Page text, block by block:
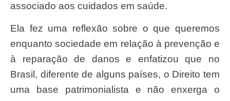
associado aos cuidados em saúde.
Ela fez uma reflexão sobre o que queremos
enquanto sociedade em relação à prevenção e
à reparação de danos e enfatizou que no
Brasil, diferente de alguns países, o Direito tem
uma base patrimonialista e não enxerga o